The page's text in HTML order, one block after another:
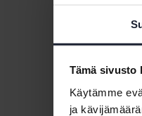
Tämä sivusto
Käytämme
ja